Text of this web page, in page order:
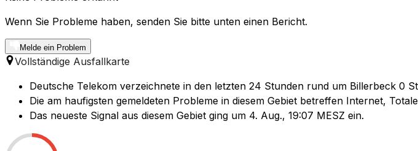
Wenn Sie Probleme haben, senden Sie bitte unten einen Bericht.
Melde ein Problem
Vollständige Ausfallkarte
Deutsche Telekom verzeichnete in den letzten 24 Stunden rund um Billerbeck 0
Die am haufigsten gemeldeten Probleme in diesem Gebiet betreffen Internet,
Das neueste Signal aus diesem Gebiet ging um 4. Aug., 19:07 MESZ ein.